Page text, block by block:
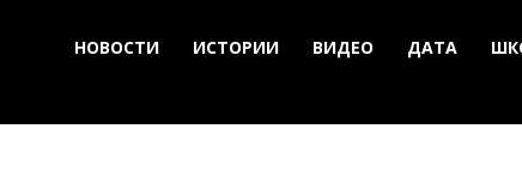
НОВОСТИ ИСТОРИИ ВИДЕО ДАТА